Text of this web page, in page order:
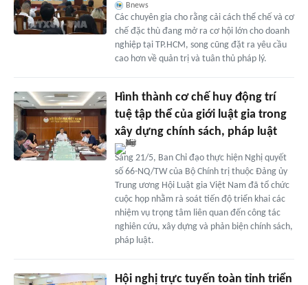
Bnews
Các chuyên gia cho rằng cải cách thể chế và cơ
chế đặc thù đang mở ra cơ hội lớn cho doanh
nghiệp tại TP.HCM, song cũng đặt ra yêu cầu
cao hơn về quản trị và tuân thủ pháp lý.
Hình thành cơ chế huy động trí
tuệ tập thể của giới luật gia trong
xây dựng chính sách, pháp luật
Sáng 21/5, Ban Chỉ đạo thực hiện Nghị quyết
số 66-NQ/TW của Bộ Chính trị thuộc Đảng ủy
Trung ương Hội Luật gia Việt Nam đã tổ chức
cuộc họp nhằm rà soát tiến độ triển khai các
nhiệm vụ trọng tâm liên quan đến công tác
nghiên cứu, xây dựng và phản biện chính sách,
pháp luật.
Hội nghị trực tuyến toàn tỉnh triển